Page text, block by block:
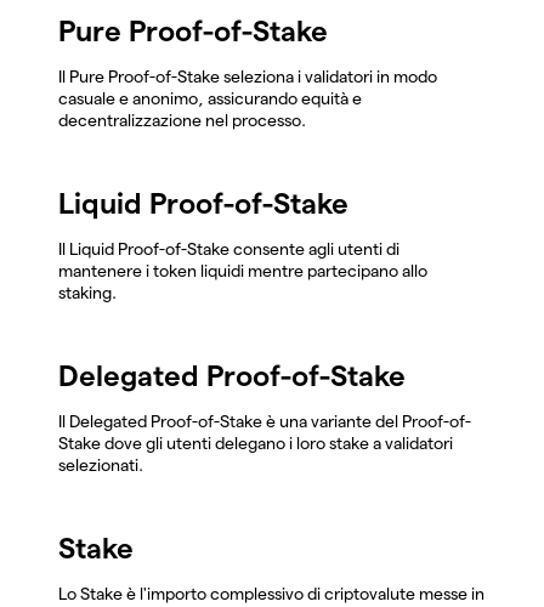
Pure Proof-of-Stake
Il Pure Proof-of-Stake seleziona i validatori in modo
casuale e anonimo, assicurando equità e
decentralizzazione nel processo.
Liquid Proof-of-Stake
Il Liquid Proof-of-Stake consente agli utenti di
mantenere i token liquidi mentre partecipano allo
staking.
Delegated Proof-of-Stake
Il Delegated Proof-of-Stake è una variante del Proof-of-
Stake dove gli utenti delegano i loro stake a validatori
selezionati.
Stake
Lo Stake è l'importo complessivo di criptovalute messe in